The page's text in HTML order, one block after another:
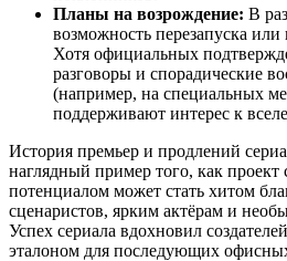
Планы на возрождение: В
возможность перезапуска
Хотя официальных
разговоры и спорадические
(например, на специальных
поддерживают интерес к
История премьер и продлений
наглядный пример того, как
потенциалом может стать хитом
сценаристов, ярким актёрам и
Успех сериала вдохновил
эталоном для последующих